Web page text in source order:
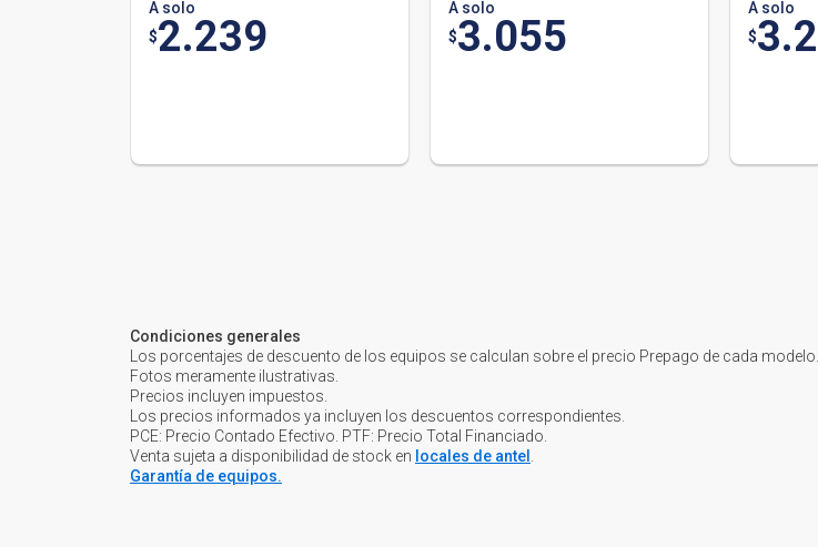
A solo
$2.239
A solo
$3.055
A solo
$
Condiciones generales
Los porcentajes de descuento de los equipos se calculan sobre el precio Prepago de cada modelo.
Fotos meramente ilustrativas.
Precios incluyen impuestos.
Los precios informados ya incluyen los descuentos correspondientes.
PCE: Precio Contado Efectivo. PTF: Precio Total Financiado.
Venta sujeta a disponibilidad de stock en locales de antel
Garantía de equipos.